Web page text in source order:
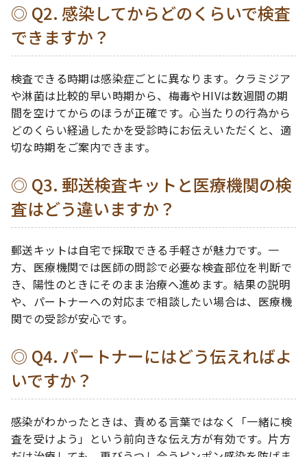
Q2. 感染してからどのくらいで検査
できますか？
検査できる時期は感染症ごとに異なります。クラミジア
や淋菌は比較的早い時期から、梅毒やHIVは数週間の期
間を空けてからのほうが正確です。心当たりの行為から
どのくらい経過したかを受診時にお伝えいただくと、適
切な時期をご案内できます。
Q3. 郵送検査キットと医療機関の検
査はどう違いますか？
郵送キットは自宅で採取できる手軽さが魅力です。一
方、医療機関では医師の問診で必要な検査部位を判断で
き、陽性のときにそのまま治療へ進めます。結果の説明
や、パートナーへの対応まで相談したい場合は、医療機
関での受診が安心です。
Q4. パートナーにはどう伝えればよ
いですか？
感染がわかったときは、責める言葉ではなく「一緒に検
査を受けよう」という前向きな伝え方が有効です。片方